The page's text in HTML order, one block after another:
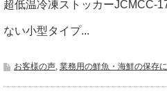
超低温冷凍ストッカーJCMCC-
ない小型タイプ...
お客様の声 業務用の鮮魚・海鮮の保存に